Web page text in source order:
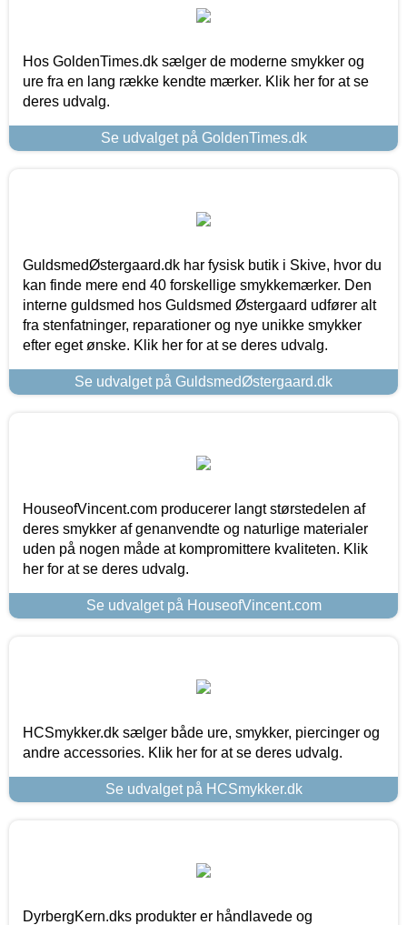
Hos GoldenTimes.dk sælger de moderne smykker og
ure fra en lang række kendte mærker. Klik her for at se
deres udvalg.
Se udvalget på GoldenTimes.dk
GuldsmedØstergaard.dk har fysisk butik i Skive, hvor du
kan finde mere end 40 forskellige smykkemærker. Den
interne guldsmed hos Guldsmed Østergaard udfører alt
fra stenfatninger, reparationer og nye unikke smykker
efter eget ønske. Klik her for at se deres udvalg.
Se udvalget på GuldsmedØstergaard.dk
HouseofVincent.com producerer langt størstedelen af
deres smykker af genanvendte og naturlige materialer
uden på nogen måde at kompromittere kvaliteten. Klik
her for at se deres udvalg.
Se udvalget på HouseofVincent.com
HCSmykker.dk sælger både ure, smykker, piercinger og
andre accessories. Klik her for at se deres udvalg.
Se udvalget på HCSmykker.dk
DyrbergKern.dks produkter er håndlavede og